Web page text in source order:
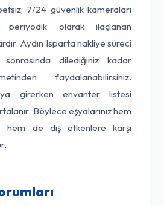
7/24 güvenlik kameraları
olarak ilaçlanan
Aydın Isparta nakliye süreci
dilediğiniz kadar
faydalanabilirsiniz.
girerken envanter listesi
Böylece eşyalarınız hem
hem de dış etkenlere karşı